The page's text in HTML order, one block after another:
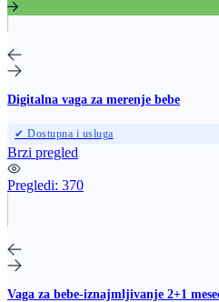
Digitalna vaga za merenje bebe
✔ Dostupna i usluga
Brzi pregled
Pregledi: 370
Vaga za bebe-iznajmljivanje 2+1